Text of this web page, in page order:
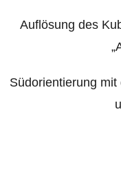
Auflösung des
Südorientierung